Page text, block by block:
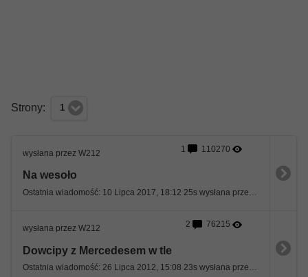
Strony: 1
wysłana przez W212 1 110270
Na wesoło
wysłana przez W212 2 76215
Dowcipy z Mercedesem w tle
Ostatnia wiadomość: 26 Lipca 2012, 15:08 23s wysłana przez W212